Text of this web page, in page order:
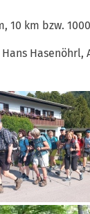
10 km bzw.
Hasenöhrl,